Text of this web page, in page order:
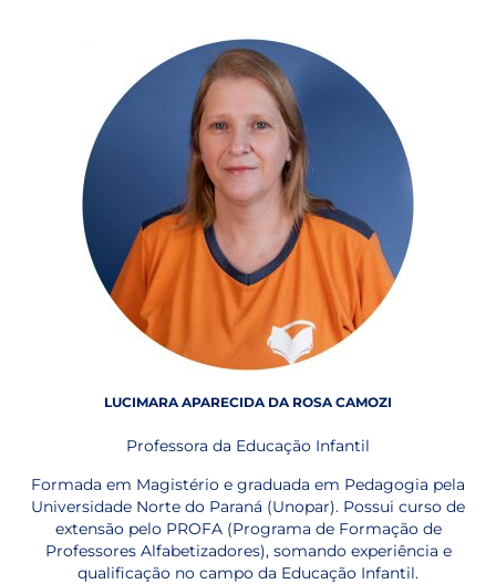
LUCIMARA APARECIDA DA ROSA CAMOZI
Professora da Educação Infantil
Formada em Magistério e graduada em Pedagogia pela
Universidade Norte do Paraná (Unopar). Possui curso de
extensão pelo PROFA (Programa de Formação de
Professores Alfabetizadores), somando experiência e
qualificação no campo da Educação Infantil.